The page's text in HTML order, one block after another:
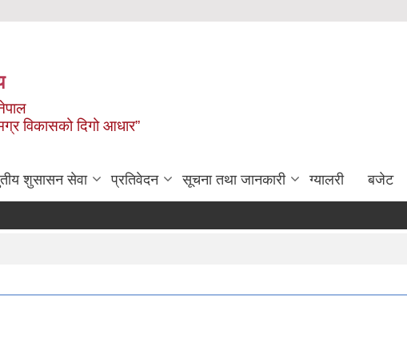
विकासको दिगो आधार”
शुसासन सेवा प्रतिवेदन सूचना तथा जानकारी ग्यालरी बजेट